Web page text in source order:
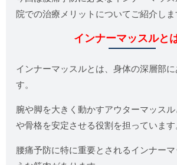
院での治療メリットについてご紹介しま
インナーマッスルと
インナーマッスルとは、身体の深層部
す。
腕や脚を大きく動かすアウターマッス
や骨格を安定させる役割を担っています
腰痛予防に特に重要とされるインナー